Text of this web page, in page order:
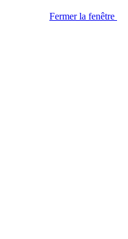
Fermer la fenêtre